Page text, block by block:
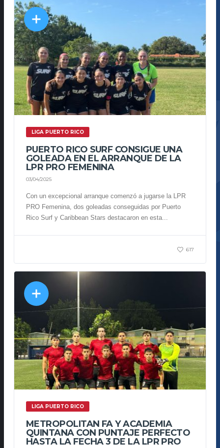
LIGA PUERTO RICO
PUERTO RICO SURF CONSIGUE UNA
GOLEADA EN EL ARRANQUE DE LA
LPR PRO FEMENINA
03/04/2025
Con un excepcional arranque comenzó a jugarse la LPR
PRO Femenina, dos goleadas conseguidas por Puerto
Rico Surf y Caribbean Stars destacaron en esta...
617
LIGA PUERTO RICO
METROPOLITAN FA Y ACADEMIA
QUINTANA CON PUNTAJE PERFECTO
HASTA LA FECHA 3 DE LA LPR PRO